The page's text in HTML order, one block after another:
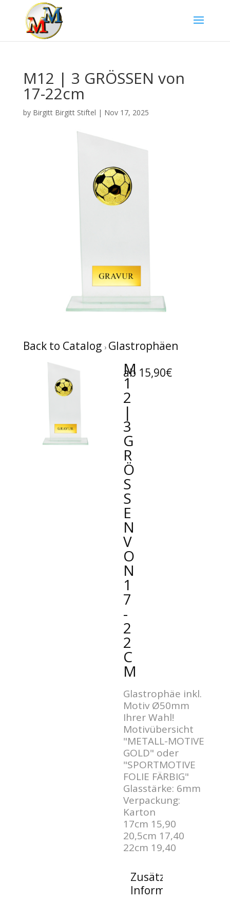
M12 | 3 GRÖSSEN von
17-22cm
by Birgitt Birgitt Stiftel | Nov 17, 2025
Back to Catalog Glastrophäen
M
1
2
|
3
G
R
Ö
S
S
E
N
V
O
N
1
7
-
2
2
C
M
ab 15,90€
Glastrophäe inkl.
Motiv Ø50mm
Ihrer Wahl!
Motivübersicht
"METALL-MOTIVE
GOLD" oder
"SPORTMOTIVE
FOLIE FÄRBIG"
Glasstärke: 6mm
Verpackung:
Karton
17cm 15,90
20,5cm 17,40
22cm 19,40
Zusätzliche
Informationen